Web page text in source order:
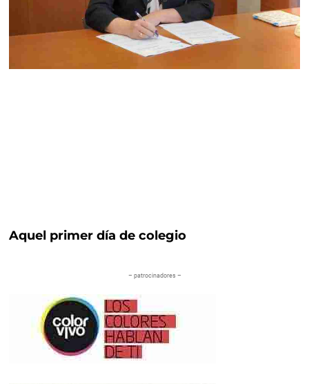
Aquel primer día de colegio
– patrocinadores –